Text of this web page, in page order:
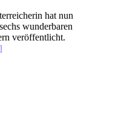
hat nun
wunderbaren
veröffentlicht.